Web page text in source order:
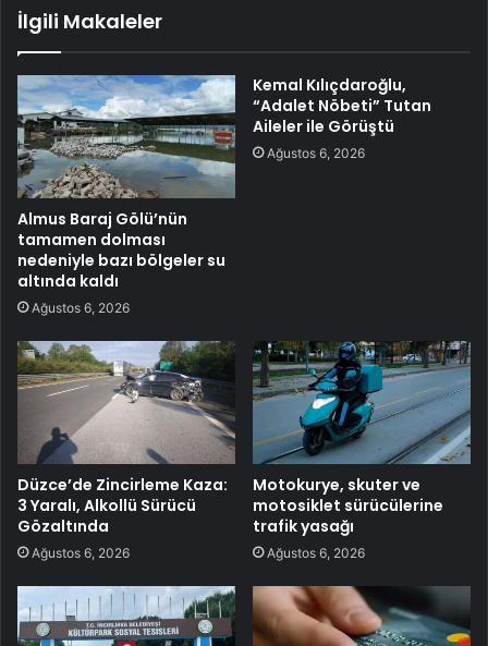
İlgili Makaleler
Almus Baraj Gölü’nün
tamamen dolması
nedeniyle bazı bölgeler su
altında kaldı
Ağustos 6, 2026
Kemal Kılıçdaroğlu,
“Adalet Nöbeti” Tutan
Aileler ile Görüştü
Ağustos 6, 2026
Düzce’de Zincirleme Kaza:
3 Yaralı, Alkollü Sürücü
Gözaltında
Ağustos 6, 2026
Motokurye, skuter ve
motosiklet sürücülerine
trafik yasağı
Ağustos 6, 2026